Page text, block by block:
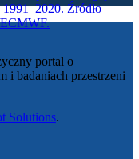
portal o
i badaniach przestrzeni
Solutions.